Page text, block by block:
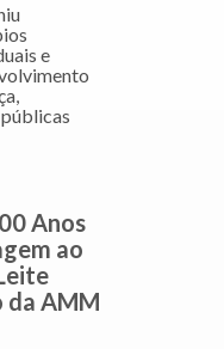
e
Anos
ao
da AMM